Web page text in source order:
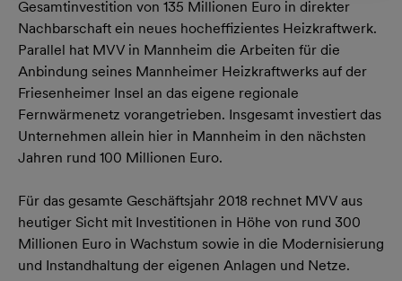
Gesamtinvestition von 135 Millionen Euro in direkter
Nachbarschaft ein neues hocheffizientes Heizkraftwerk.
Parallel hat MVV in Mannheim die Arbeiten für die
Anbindung seines Mannheimer Heizkraftwerks auf der
Friesenheimer Insel an das eigene regionale
Fernwärmenetz vorangetrieben. Insgesamt investiert das
Unternehmen allein hier in Mannheim in den nächsten
Jahren rund 100 Millionen Euro.
Für das gesamte Geschäftsjahr 2018 rechnet MVV aus
heutiger Sicht mit Investitionen in Höhe von rund 300
Millionen Euro in Wachstum sowie in die Modernisierung
und Instandhaltung der eigenen Anlagen und Netze.